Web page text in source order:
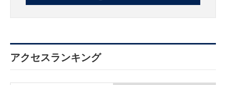
アクセスランキング